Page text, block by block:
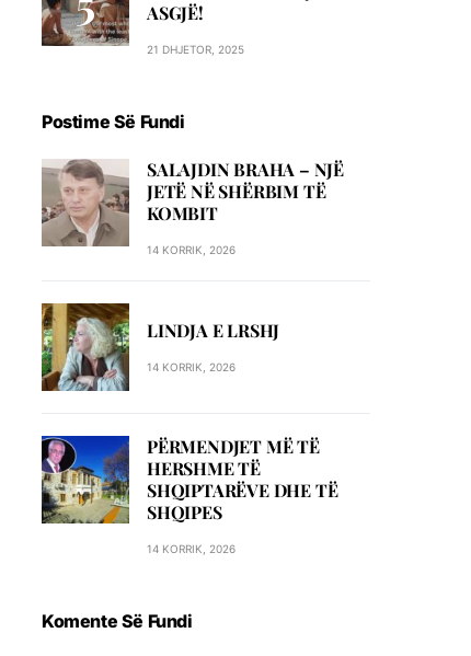
ASGJË!
21 DHJETOR, 2025
Postime Së Fundi
SALAJDIN BRAHA – NJЁ
JETЁ NЁ SHЁRBIM TЁ
KOMBIT
14 KORRIK, 2026
LINDJA E LRSHJ
14 KORRIK, 2026
PËRMENDJET MË TË
HERSHME TË
SHQIPTARËVE DHE TË
SHQIPES
14 KORRIK, 2026
Komente Së Fundi